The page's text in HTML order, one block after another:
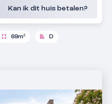
Kan ik dit huis betalen?
69m² D